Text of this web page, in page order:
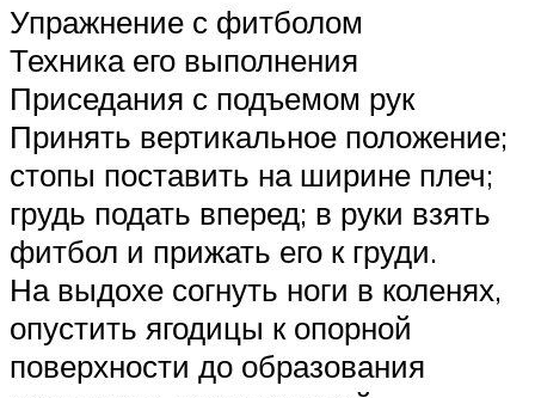
Упражнение с фитболом
Техника его выполнения
Приседания с подъемом рук
Принять вертикальное положение;
стопы поставить на ширине плеч;
грудь подать вперед; в руки взять
фитбол и прижать его к груди.
На выдохе согнуть ноги в коленях,
опустить ягодицы к опорной
поверхности до образования